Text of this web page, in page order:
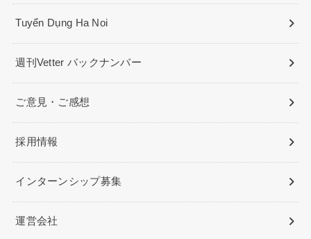
Tuyển Dụng Ha Noi
週刊Vetter バックナンバー
ご意見・ご感想
採用情報
インターンシップ募集
運営会社